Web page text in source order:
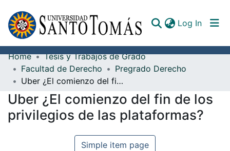
Log In
Communities & Collections
All of DSpace
Documents
Home
Tesis y Trabajos de Grado
Facultad de Derecho
Pregrado Derecho
Uber ¿El comienzo del fin de los privilegios de las plataformas?
Uber ¿El comienzo del fin de los
privilegios de las plataformas?
Simple item page